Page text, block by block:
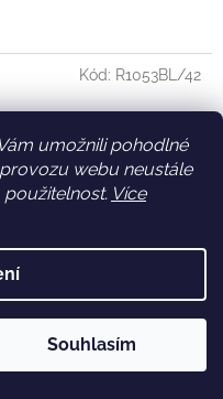
umožnili pohodlné
webu neustále
Více
Souhlasím
ZDARMA
Kód: R1053BL/42